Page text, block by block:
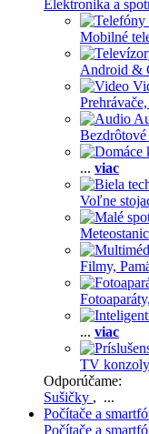
Elektronika a
Mobilné
Android &
Prehrávače,
... viac
Voľne
Filmy,
Fotoaparáty,
... viac
TV
Odporúčame:
Sušičky , ...
Počítače a
Počítače a